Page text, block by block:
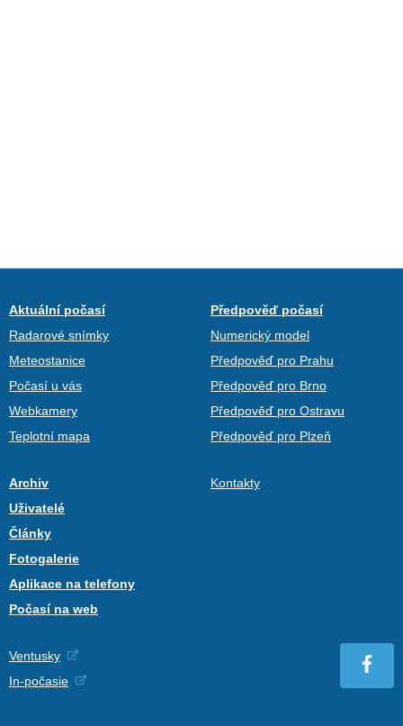
Aktuální počasí
Radarové snímky
Meteostanice
Počasí u vás
Webkamery
Teplotní mapa
Předpověď počasí
Numerický model
Předpověď pro Prahu
Předpověď pro Brno
Předpověď pro Ostravu
Předpověď pro Plzeň
Archiv
Uživatelé
Články
Fotogalerie
Aplikace na telefony
Počasí na web
Kontakty
Ventusky
In-počasie